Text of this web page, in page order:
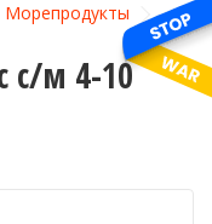
Морепродукты
с/м 4-10